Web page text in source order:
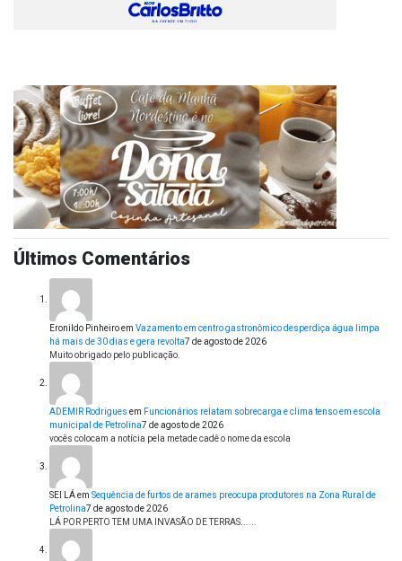
Últimos Comentários
Eronildo Pinheiroem Vazamento em centro gastronômico desperdiça água limpa
há mais de 30 dias e gera revolta7 de agosto de 2026
Muito obrigado pelo publicação.
ADEMIR Rodrigues em Funcionários relatam sobrecarga e clima tenso em escola
municipal de Petrolina7 de agosto de 2026
vocês colocam a notícia pela metade cadê o nome da escola
SEI LÁem Sequência de furtos de arames preocupa produtores na Zona Rural de
Petrolina7 de agosto de 2026
LÁ POR PERTO TEM UMA INVASÃO DE TERRAS......